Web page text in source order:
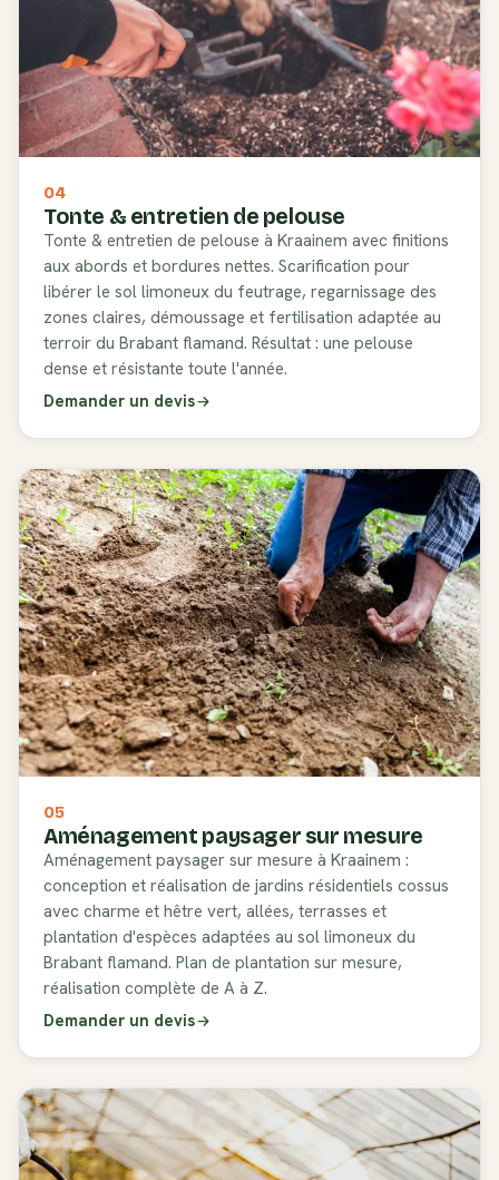
04
Tonte & entretien de pelouse
Tonte & entretien de pelouse à Kraainem avec finitions
aux abords et bordures nettes. Scarification pour
libérer le sol limoneux du feutrage, regarnissage des
zones claires, démoussage et fertilisation adaptée au
terroir du Brabant flamand. Résultat : une pelouse
dense et résistante toute l'année.
Demander un devis
05
Aménagement paysager sur mesure
Aménagement paysager sur mesure à Kraainem :
conception et réalisation de jardins résidentiels cossus
avec charme et hêtre vert, allées, terrasses et
plantation d'espèces adaptées au sol limoneux du
Brabant flamand. Plan de plantation sur mesure,
réalisation complète de A à Z.
Demander un devis